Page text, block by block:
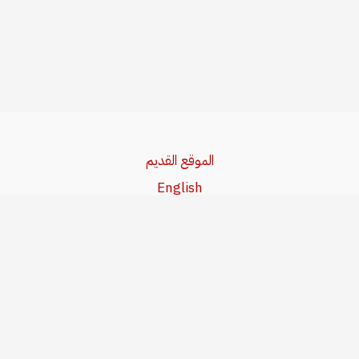
الموقع القديم
English